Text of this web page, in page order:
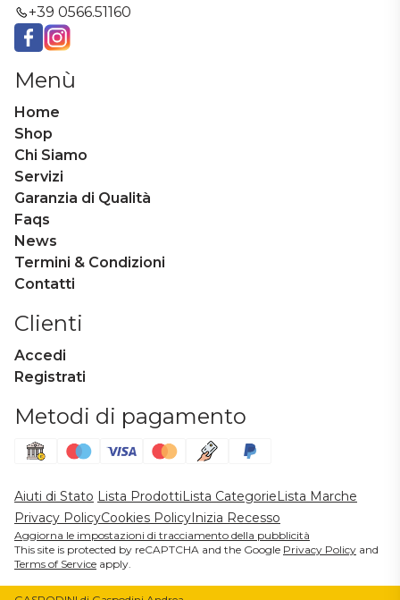
+39 0566.51160
Menù
Home
Shop
Chi Siamo
Servizi
Garanzia di Qualità
Faqs
News
Termini & Condizioni
Contatti
Clienti
Accedi
Registrati
Metodi di pagamento
Aiuti di Stato Lista ProdottiLista CategorieLista Marche
Privacy PolicyCookies PolicyInizia Recesso
Aggiorna le impostazioni di tracciamento della pubblicità
This site is protected by reCAPTCHA and the Google Privacy Policy and
Terms of Service apply.